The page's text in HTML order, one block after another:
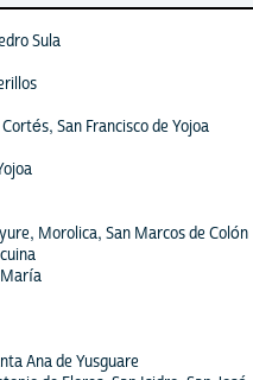
Sula
San Francisco de Yojoa
Morolica, San Marcos de Colón
Ana de Yusguare